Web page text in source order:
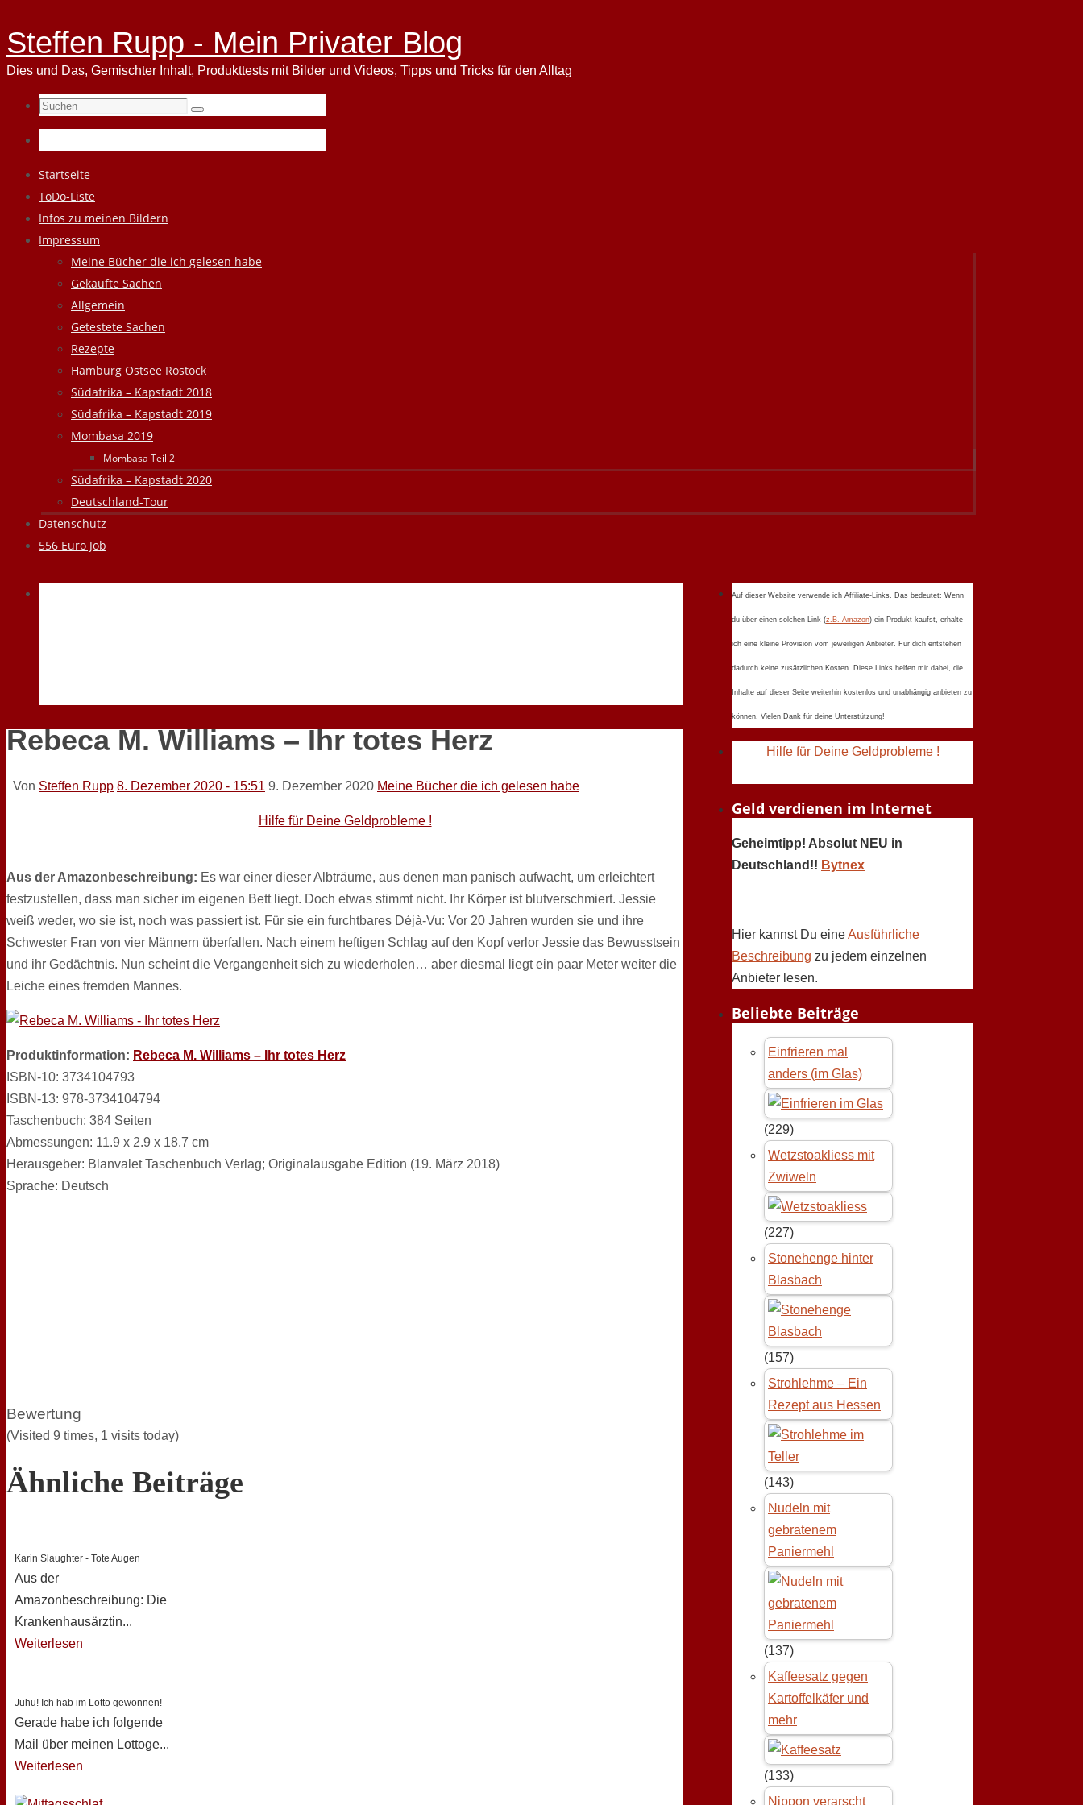
Steffen Rupp - Mein Privater Blog
Dies und Das, Gemischter Inhalt, Produkttests mit Bilder und Videos, Tipps und Tricks für den Alltag
Suchen
nach:
Suchen
Zum
Inhalt
springen
Startseite
ToDo-Liste
Infos zu meinen Bildern
Impressum
Meine Bücher die ich gelesen habe
Gekaufte Sachen
Allgemein
Getestete Sachen
Rezepte
Hamburg Ostsee Rostock
Südafrika – Kapstadt 2018
Südafrika – Kapstadt 2019
Mombasa 2019
Mombasa Teil 2
Südafrika – Kapstadt 2020
Deutschland-Tour
Datenschutz
556 Euro Job
Rebeca M. Williams – Ihr totes Herz
Von Steffen Rupp 8. Dezember 2020 - 15:51 9. Dezember 2020 Meine Bücher die ich gelesen habe
Hilfe für Deine Geldprobleme !
Aus der Amazonbeschreibung: Es war einer dieser Albträume, aus denen man panisch aufwacht, um erleichtert
festzustellen, dass man sicher im eigenen Bett liegt. Doch etwas stimmt nicht. Ihr Körper ist blutverschmiert. Jessie
weiß weder, wo sie ist, noch was passiert ist. Für sie ein furchtbares Déjà-Vu: Vor 20 Jahren wurden sie und ihre
Schwester Fran von vier Männern überfallen. Nach einem heftigen Schlag auf den Kopf verlor Jessie das Bewusstsein
und ihr Gedächtnis. Nun scheint die Vergangenheit sich zu wiederholen… aber diesmal liegt ein paar Meter weiter die
Leiche eines fremden Mannes.
Produktinformation: Rebeca M. Williams – Ihr totes Herz
ISBN-10: 3734104793
ISBN-13: 978-3734104794
Taschenbuch: 384 Seiten
Abmessungen: 11.9 x 2.9 x 18.7 cm
Herausgeber: Blanvalet Taschenbuch Verlag; Originalausgabe Edition (19. März 2018)
Sprache: Deutsch
Bewertung
(Visited 9 times, 1 visits today)
Ähnliche Beiträge
Karin Slaughter - Tote Augen
Aus der
Amazonbeschreibung: Die
Krankenhausärztin...
Weiterlesen
Juhu! Ich hab im Lotto gewonnen!
Gerade habe ich folgende
Mail über meinen Lottoge...
Weiterlesen
Auf dieser Website verwende ich Affiliate-Links. Das bedeutet: Wenn
du über einen solchen Link (z.B. Amazon) ein Produkt kaufst, erhalte
ich eine kleine Provision vom jeweiligen Anbieter. Für dich entstehen
dadurch keine zusätzlichen Kosten. Diese Links helfen mir dabei, die
Inhalte auf dieser Seite weiterhin kostenlos und unabhängig anbieten zu
können. Vielen Dank für deine Unterstützung!
Hilfe für Deine Geldprobleme !
Geld verdienen im Internet
Geheimtipp! Absolut NEU in
Deutschland!! Bytnex
Hier kannst Du eineAusführliche
Beschreibung zu jedem einzelnen
Anbieter lesen.
Beliebte Beiträge
Einfrieren mal
anders (im Glas)
(229)
Wetzstoakliess mit
Zwiweln
(227)
Stonehenge hinter
Blasbach
(157)
Strohlehme – Ein
Rezept aus Hessen
(143)
Nudeln mit
gebratenem
Paniermehl
(137)
Kaffeesatz gegen
Kartoffelkäfer und
mehr
(133)
Nippon verarscht